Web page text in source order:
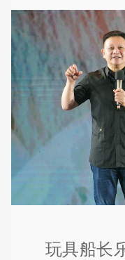
玩具船长乐